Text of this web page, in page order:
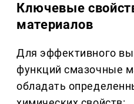
Ключевые
материалов
Для эффективного
функций смазочные
обладать